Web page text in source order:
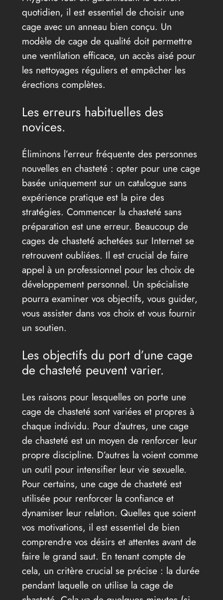
quotidien, il est essentiel de choisir une
cage avec un anneau bien conçu. Un
modèle de cage de qualité doit permettre
une ventilation efficace, un accès aisé pour
les nettoyages réguliers et empêcher les
érections complètes.
Les erreurs habituelles des
novices.
Éliminons l’erreur fréquente des personnes
nouvelles en chasteté : opter pour une cage
basée uniquement sur un catalogue sans
expérience pratique est la pire des
stratégies. Commencer la chasteté sans
préparation est une erreur. Beaucoup de
cages de chasteté achetées sur Internet se
retrouvent oubliées. Il est crucial de faire
appel à un professionnel pour les choix de
développement personnel. Un spécialiste
pourra examiner vos objectifs, vous guider,
vous assister dans vos choix et vous fournir
un soutien.
Les objectifs du port d’une cage
de chasteté peuvent varier.
Les raisons pour lesquelles on porte une
cage de chasteté sont variées et propres à
chaque individu. Pour d’autres, une cage
de chasteté est un moyen de renforcer leur
propre discipline. D’autres la voient comme
un outil pour intensifier leur vie sexuelle.
Pour certains, une cage de chasteté est
utilisée pour renforcer la confiance et
dynamiser leur relation. Quelles que soient
vos motivations, il est essentiel de bien
comprendre vos désirs et attentes avant de
faire le grand saut. En tenant compte de
cela, un critère crucial se précise : la durée
pendant laquelle on utilise la cage de